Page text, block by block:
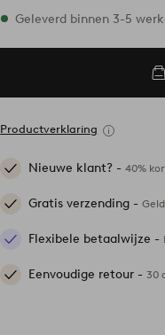
Alle maten zijn op
Geleverd binnen 3-5
Productverklaring
Nieuwe klant? -40%
Gratis verzending -
Flexibele betaalwijze -
Eenvoudige retour -30